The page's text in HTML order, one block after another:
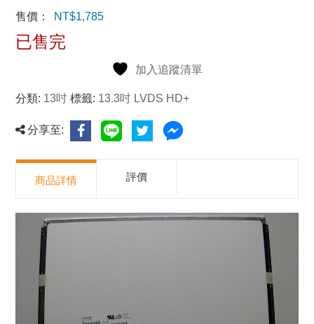
售價： NT$1,785
已售完
加入追蹤清單
分類: 13吋 標籤: 13.3吋 LVDS HD+
分享至:
商品詳情 評價